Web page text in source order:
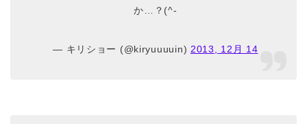
か…？(^-
— キリショー (@kiryuuuuin) 2013, 12月 14